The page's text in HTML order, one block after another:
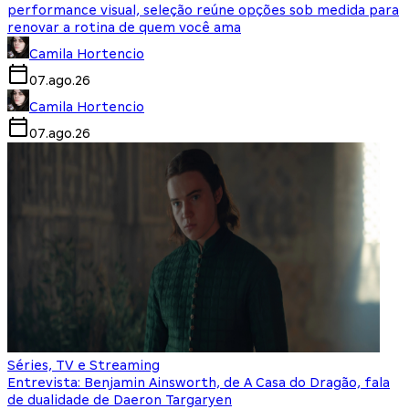
performance visual, seleção reúne opções sob medida para
renovar a rotina de quem você ama
Camila Hortencio
07.ago.26
Camila Hortencio
07.ago.26
Séries, TV e Streaming
Entrevista: Benjamin Ainsworth, de A Casa do Dragão, fala
de dualidade de Daeron Targaryen